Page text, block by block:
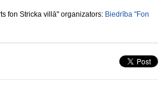
fon Stricka villā" organizators: Biedrība "Fon